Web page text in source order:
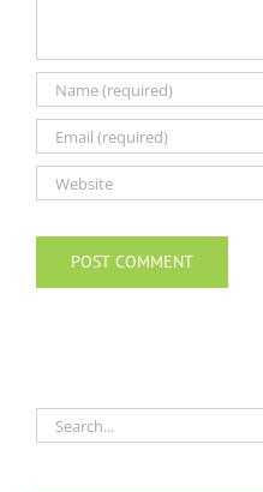
Search
for: